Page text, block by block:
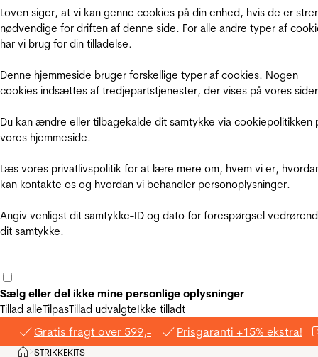
Loven siger, at vi kan genne cookies på din enhed, hvis de er
nødvendige for driften af denne side. For alle andre typer af
har vi brug for din tilladelse.
Denne hjemmeside bruger forskellige typer af cookies. Nogen
cookies indsættes af tredjepartstjenester, der vises på vores
Du kan ændre eller tilbagekalde dit samtykke via cookiepolitikken
vores hjemmeside.
Læs vores privatlivspolitik for at lære mere om, hvem vi er,
kan kontakte os og hvordan vi behandler personoplysninger.
Angiv venligst dit samtykke-ID og dato for forespørgsel
dit samtykke.
Sælg eller del ikke mine personlige oplysninger
Tillad alleTilpasTillad udvalgteIkke tilladt
Gratis fragt over 599,- Prisgaranti +15% ekstra!
Hjem
>STRIKKEKITS